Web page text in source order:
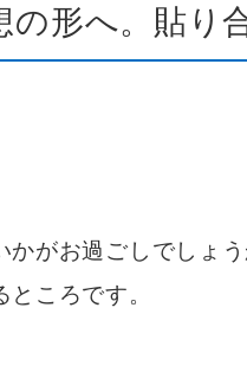
の形へ。貼り
がお過ごしでしょう
ころです。